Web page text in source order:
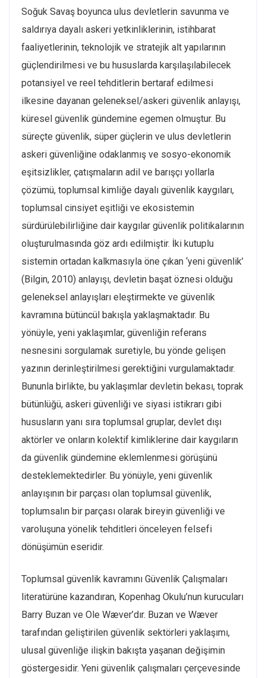
Soğuk Savaş boyunca ulus devletlerin savunma ve
saldırıya dayalı askeri yetkinliklerinin, istihbarat
faaliyetlerinin, teknolojik ve stratejik alt yapılarının
güçlendirilmesi ve bu hususlarda karşılaşılabilecek
potansiyel ve reel tehditlerin bertaraf edilmesi
ilkesine dayanan geleneksel/askeri güvenlik anlayışı,
küresel güvenlik gündemine egemen olmuştur. Bu
süreçte güvenlik, süper güçlerin ve ulus devletlerin
askeri güvenliğine odaklanmış ve sosyo-ekonomik
eşitsizlikler, çatışmaların adil ve barışçı yollarla
çözümü, toplumsal kimliğe dayalı güvenlik kaygıları,
toplumsal cinsiyet eşitliği ve ekosistemin
sürdürülebilirliğine dair kaygılar güvenlik politikalarının
oluşturulmasında göz ardı edilmiştir. İki kutuplu
sistemin ortadan kalkmasıyla öne çıkan ‘yeni güvenlik’
(Bilgin, 2010) anlayışı, devletin başat öznesi olduğu
geleneksel anlayışları eleştirmekte ve güvenlik
kavramına bütüncül bakışla yaklaşmaktadır. Bu
yönüyle, yeni yaklaşımlar, güvenliğin referans
nesnesini sorgulamak suretiyle, bu yönde gelişen
yazının derinleştirilmesi gerektiğini vurgulamaktadır.
Bununla birlikte, bu yaklaşımlar devletin bekası, toprak
bütünlüğü, askeri güvenliği ve siyasi istikrarı gibi
hususların yanı sıra toplumsal gruplar, devlet dışı
aktörler ve onların kolektif kimliklerine dair kaygıların
da güvenlik gündemine eklemlenmesi görüşünü
desteklemektedirler. Bu yönüyle, yeni güvenlik
anlayışının bir parçası olan toplumsal güvenlik,
toplumsalın bir parçası olarak bireyin güvenliği ve
varoluşuna yönelik tehditleri önceleyen felsefi
dönüşümün eseridir.
Toplumsal güvenlik kavramını Güvenlik Çalışmaları
literatürüne kazandıran, Kopenhag Okulu’nun kurucuları
Barry Buzan ve Ole Wæver’dır. Buzan ve Wæver
tarafından geliştirilen güvenlik sektörleri yaklaşımı,
ulusal güvenliğe ilişkin bakışta yaşanan değişimin
göstergesidir. Yeni güvenlik çalışmaları çerçevesinde